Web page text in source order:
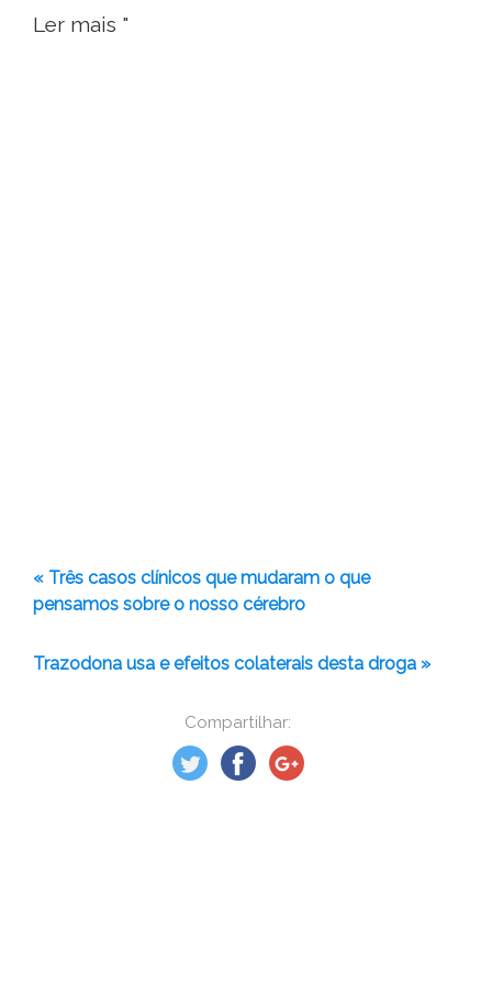
Compartilhar:
Ler mais "
« Três casos clínicos que mudaram o que
pensamos sobre o nosso cérebro
Trazodona usa e efeitos colaterais desta droga »